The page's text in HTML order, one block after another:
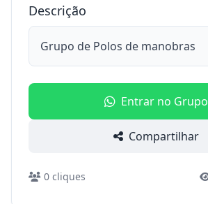
Descrição
Grupo de Polos de manobras
Entrar no Grupo
Compartilhar
0 cliques